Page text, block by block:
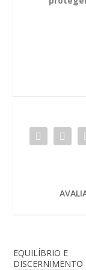
EQUILÍBRIO E
DISCERNIMENTO